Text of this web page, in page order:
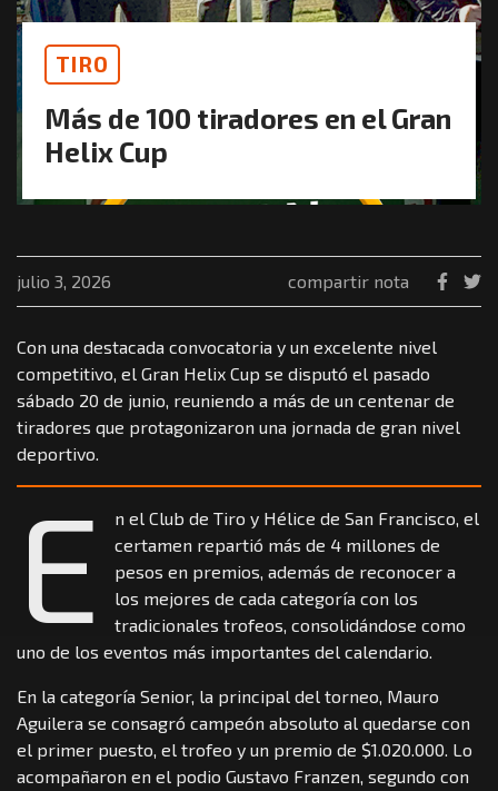
TIRO
Más de 100 tiradores en el Gran
Helix Cup
julio 3, 2026 compartir nota
Con una destacada convocatoria y un excelente nivel
competitivo, el Gran Helix Cup se disputó el pasado
sábado 20 de junio, reuniendo a más de un centenar de
tiradores que protagonizaron una jornada de gran nivel
deportivo.
E
n el Club de Tiro y Hélice de San Francisco, el
certamen repartió más de 4 millones de
pesos en premios, además de reconocer a
los mejores de cada categoría con los
tradicionales trofeos, consolidándose como
uno de los eventos más importantes del calendario.
En la categoría Senior, la principal del torneo, Mauro
Aguilera se consagró campeón absoluto al quedarse con
el primer puesto, el trofeo y un premio de $1.020.000. Lo
acompañaron en el podio Gustavo Franzen, segundo con